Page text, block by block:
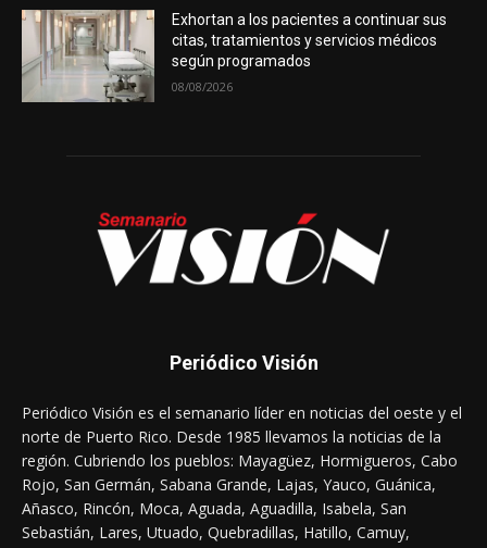
Exhortan a los pacientes a continuar sus
citas, tratamientos y servicios médicos
según programados
08/08/2026
Periódico Visión
Periódico Visión es el semanario líder en noticias del oeste y el
norte de Puerto Rico. Desde 1985 llevamos la noticias de la
región. Cubriendo los pueblos: Mayagüez, Hormigueros, Cabo
Rojo, San Germán, Sabana Grande, Lajas, Yauco, Guánica,
Añasco, Rincón, Moca, Aguada, Aguadilla, Isabela, San
Sebastián, Lares, Utuado, Quebradillas, Hatillo, Camuy,